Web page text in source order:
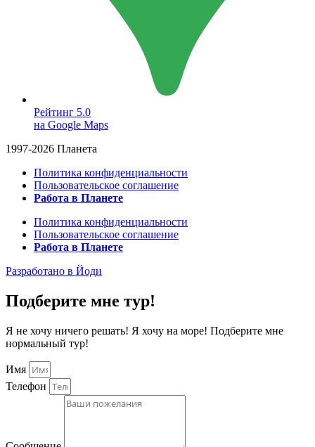
Рейтинг 5.0
на Google Maps
1997-2026 Планета
Политика конфиденциальности
Пользовательское соглашение
Работа в Планете
Политика конфиденциальности
Пользовательское соглашение
Работа в Планете
Разработано в Йоди
Подберите мне тур!
Я не хочу ничего решать! Я хочу на море! Подберите мне
нормальный тур!
Имя
Телефон